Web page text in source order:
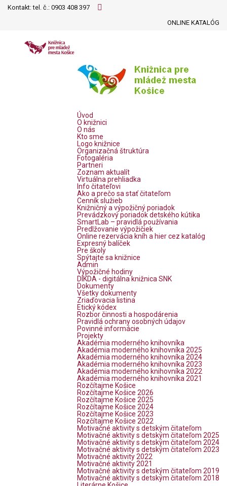
Kontakt: tel. č.: 0903 408 397
ONLINE KATALÓG
Úvod
O knižnici
O nás
Kto sme
Logo knižnice
Organizačná štruktúra
Fotogaléria
Partneri
Zoznam aktualít
Virtuálna prehliadka
Info čitateľovi
Ako a prečo sa stať čitateľom
Cenník služieb
Knižničný a výpožičný poriadok
Prevádzkový poriadok detského kútika
SmartLab – pravidlá používania
Predlžovanie výpožičiek
Online rezervácia kníh a hier cez katalóg
Expresný balíček
Pre školy
Spýtajte sa knižnice
Admin
Výpožičné hodiny
DIKDA - digitálna knižnica SNK
Dokumenty
Všetky dokumenty
Zriaďovacia listina
Etický kódex
Rozbor činnosti a hospodárenia
Pravidlá ochrany osobných údajov
Povinné informácie
Projekty
Akadémia moderného knihovníka
Akadémia moderného knihovníka 2025
Akadémia moderného knihovníka 2024
Akadémia moderného knihovníka 2023
Akadémia moderného knihovníka 2022
Akadémia moderného knihovníka 2021
Rozčítajme Košice
Rozčítajme Košice 2026
Rozčítajme Košice 2025
Rozčítajme Košice 2024
Rozčítajme Košice 2023
Rozčítajme Košice 2022
Motivačné aktivity s detským čitateľom
Motivačné aktivity s detským čitateľom 2025
Motivačné aktivity s detským čitateľom 2024
Motivačné aktivity s detským čitateľom 2023
Motivačné aktivity 2022
Motivačné aktivity 2021
Motivačné aktivity s detským čitateľom 2019
Motivačné aktivity s detským čitateľom 2018